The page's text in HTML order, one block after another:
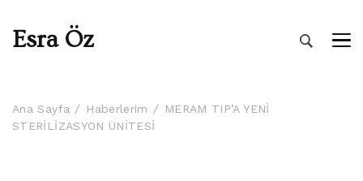
Esra Öz
Ana Sayfa Haberlerim
MERAM TIP’A YENİ
STERİLİZASYON ÜNİTESİ